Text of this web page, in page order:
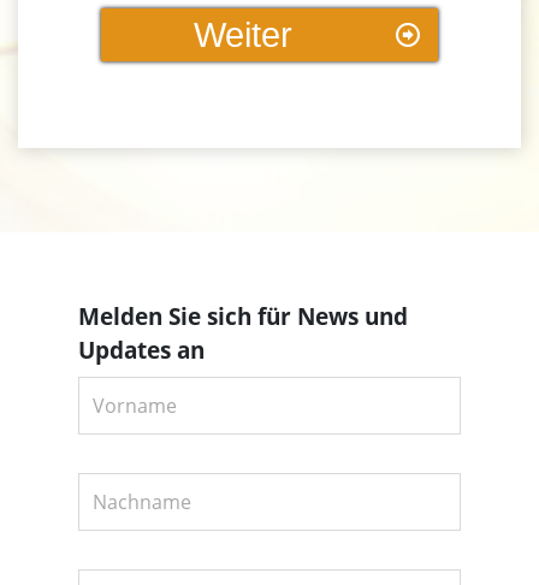
Weiter
Melden Sie sich für News und
Updates an